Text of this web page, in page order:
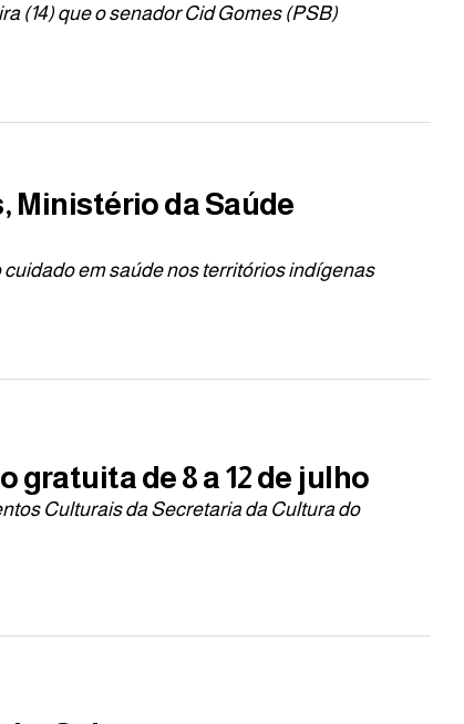
(14) que o senador Cid Gomes (PSB)
Ministério da Saúde
em saúde nos territórios indígenas
gratuita de 8 a 12 de julho
Culturais da Secretaria da Cultura do